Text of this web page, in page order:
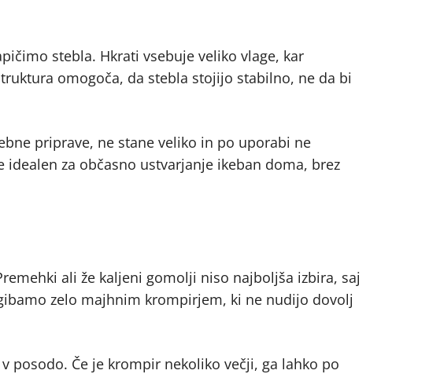
stebla. Hkrati vsebuje veliko vlage, kar
omogoča, da stebla stojijo stabilno, ne da bi
priprave, ne stane veliko in po uporabi ne
za občasno ustvarjanje ikeban doma, brez
ali že kaljeni gomolji niso najboljša izbira, saj
zelo majhnim krompirjem, ki ne nudijo dovolj
posodo. Če je krompir nekoliko večji, ga lahko po